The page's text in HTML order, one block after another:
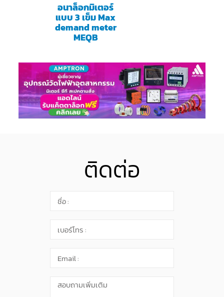
อนาล็อกมิเตอร์
แบบ 3 เข็ม Max
demand meter
MEQB
ติดต่อ